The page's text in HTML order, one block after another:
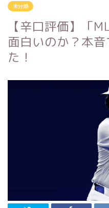
未分類
【辛口評価】「
面白いのか？本
た！